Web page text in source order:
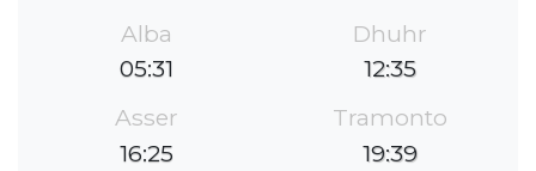
Alba
05:31
Dhuhr
12:35
Asser
16:25
Tramonto
19:39